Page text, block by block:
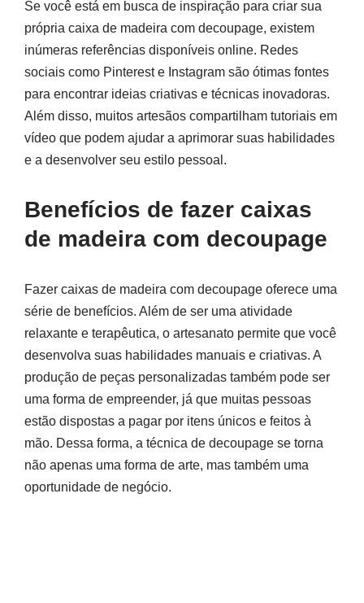
Se você está em busca de inspiração para criar sua
própria caixa de madeira com decoupage, existem
inúmeras referências disponíveis online. Redes
sociais como Pinterest e Instagram são ótimas fontes
para encontrar ideias criativas e técnicas inovadoras.
Além disso, muitos artesãos compartilham tutoriais em
vídeo que podem ajudar a aprimorar suas habilidades
e a desenvolver seu estilo pessoal.
Benefícios de fazer caixas
de madeira com decoupage
Fazer caixas de madeira com decoupage oferece uma
série de benefícios. Além de ser uma atividade
relaxante e terapêutica, o artesanato permite que você
desenvolva suas habilidades manuais e criativas. A
produção de peças personalizadas também pode ser
uma forma de empreender, já que muitas pessoas
estão dispostas a pagar por itens únicos e feitos à
mão. Dessa forma, a técnica de decoupage se torna
não apenas uma forma de arte, mas também uma
oportunidade de negócio.